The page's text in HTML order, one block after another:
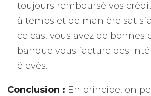
toujours remboursé vos
à temps et de manière
ce cas, vous avez de bonnes
banque vous facture des
élevés.
Conclusion : En principe, on